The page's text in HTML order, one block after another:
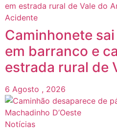
Acidente
Caminhonete
em barranco e
estrada rural de
6 Agosto , 2026
Notícias